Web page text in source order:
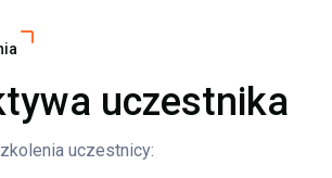
uczestnika
uczestnicy: